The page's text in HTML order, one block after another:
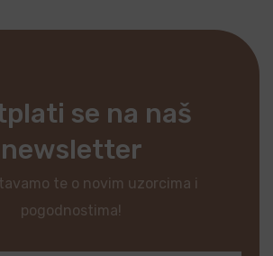
se na naš
newsletter
te o novim uzorcima i
pogodnostima!